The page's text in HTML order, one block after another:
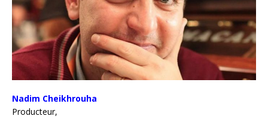
Nadim Cheikhrouha
Producteur,